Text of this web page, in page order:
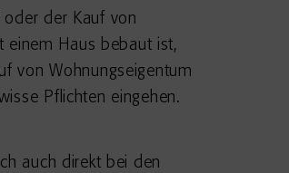
oder der Kauf von
einem Haus bebaut ist,
von Wohnungseigentum
Pflichten eingehen.
auch direkt bei den